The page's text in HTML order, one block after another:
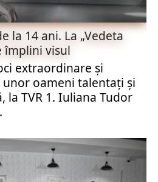
la 14 ani. La „Vedeta
împlini visul
extraordinare și
oameni talentaţi şi
la TVR 1. Iuliana Tudor